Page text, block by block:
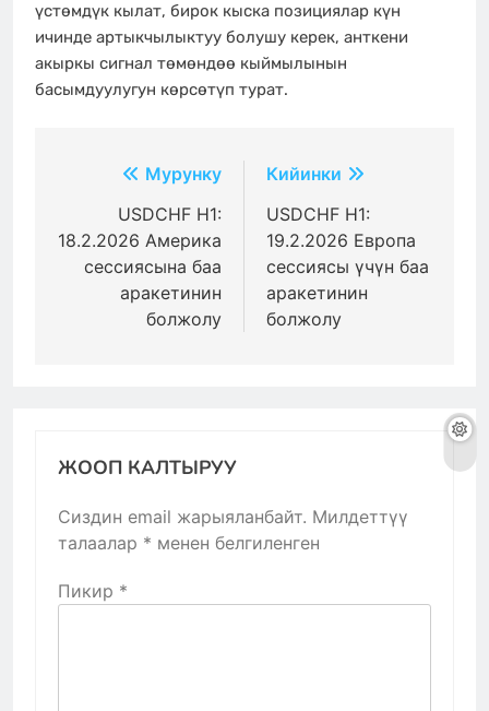
үстөмдүк кылат, бирок кыска позициялар күн
ичинде артыкчылыктуу болушу керек, анткени
акыркы сигнал төмөндөө кыймылынын
басымдуулугун көрсөтүп турат.
Жазуулар
боюнча
багыттоо
Мурунку
USDCHF H1:
18.2.2026 Америка
сессиясына баа
аракетинин
болжолу
Кийинки
USDCHF H1:
19.2.2026 Европа
сессиясы үчүн баа
аракетинин
болжолу
ЖООП КАЛТЫРУУ
Сиздин email жарыяланбайт. Милдеттүү
талаалар * менен белгиленген
Пикир *